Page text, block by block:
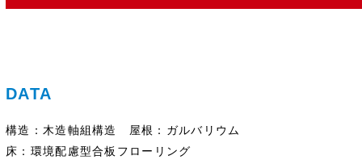
DATA
構造 ： 木造軸組構造 屋根 ： ガルバリウム
床 ： 環境配慮型合板フローリング